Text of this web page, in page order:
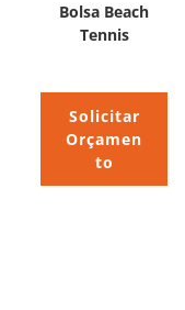
Bolsa Beach
Tennis
Solicitar
Orçamen
to